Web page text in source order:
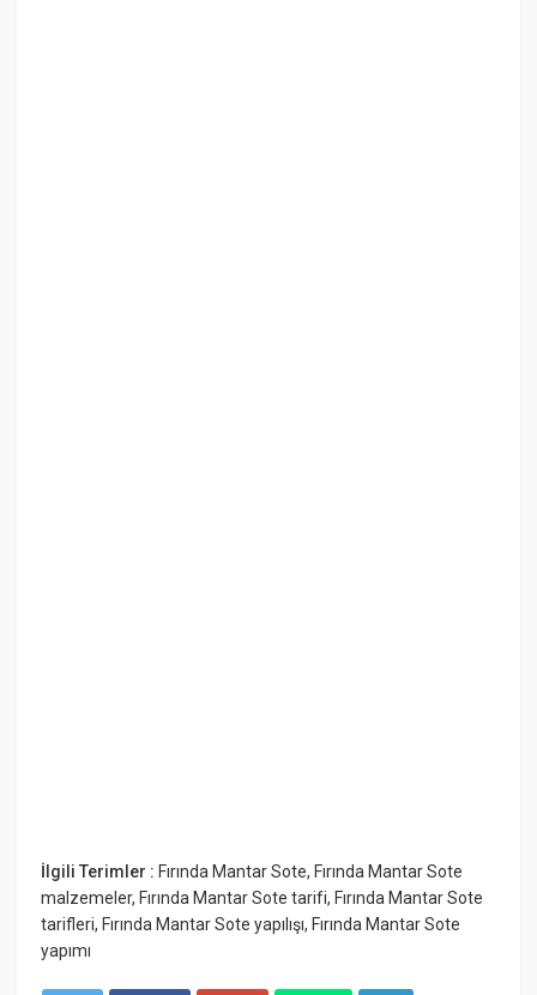
İlgili Terimler : Fırında Mantar Sote, Fırında Mantar Sote
malzemeler, Fırında Mantar Sote tarifi, Fırında Mantar Sote
tarifleri, Fırında Mantar Sote yapılışı, Fırında Mantar Sote
yapımı